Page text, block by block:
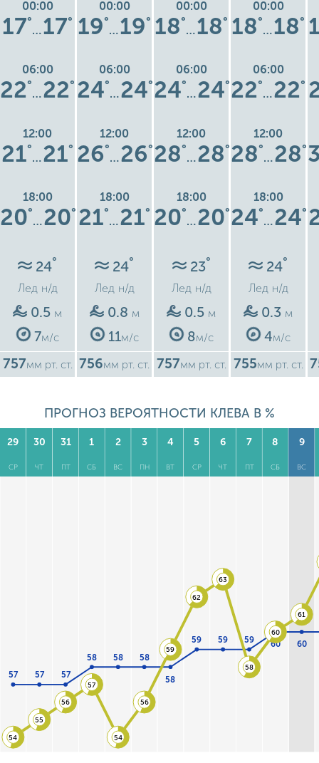
00:00
17°
…17°
06:00
22°
…22°
12:00
21°
…21°
18:00
20°
…20°
24°
Лед н/д
0.5 м
7м/с
757мм рт. ст.
00:00
19°
…19°
06:00
24°
…24°
12:00
26°
…26°
18:00
21°
…21°
24°
Лед н/д
0.8 м
11м/с
756мм рт. ст.
00:00
18°
…18°
06:00
24°
…24°
12:00
28°
…28°
18:00
20°
…20°
23°
Лед н/д
0.5 м
8м/с
757мм рт. ст.
00:00
18°
…18°
06:00
22°
…22°
12:00
28°
…28°
18:00
24°
…24°
24°
Лед н/д
0.3 м
4м/с
755мм рт. ст.
ПРОГНОЗ ВЕРОЯТНОСТИ КЛЕВА В %
29
СР
30
ЧТ
31
ПТ
1
СБ
2
ВС
3
ПН
4
ВТ
5
СР
6
ЧТ
7
ПТ
8
СБ
9
ВС
57 57 57
58 58 58
58
59 59 59 60 60
54
55
56
57
54
56
59
62
63
58
60
61